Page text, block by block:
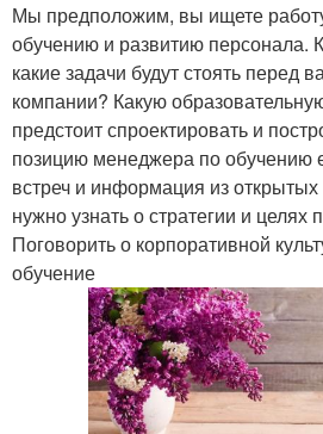
Мы предположим, вы ищете
обучению и развитию персонала.
какие задачи будут стоять перед
компании? Какую
предстоит спроектировать и
позицию менеджера по обучению
встреч и информация из открытых
нужно узнать о стратегии и целях
Поговорить о корпоративной
обучение